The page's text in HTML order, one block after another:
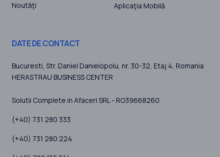
Noutăţi Aplicaţia Mobilă
DATE DE CONTACT
Bucuresti, Str. Daniel Danielopolu, nr. 30-32, Etaj 4, Romania
HERASTRAU BUSINESS CENTER
Solutii Complete in Afaceri SRL - RO39668260
(+40) 731 280 333
(+40) 731 280 224